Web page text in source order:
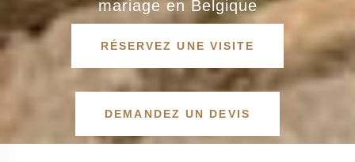
mariage en Belgique
RÉSERVEZ UNE VISITE
DEMANDEZ UN DEVIS